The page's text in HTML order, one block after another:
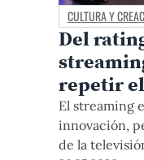
CULTURA Y
Del
repetir
El streaming
innovación,
de la